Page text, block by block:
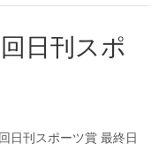
日刊スポ
日刊スポーツ賞 最終日